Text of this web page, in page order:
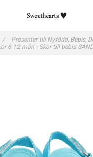
/ Presenter till Nyfödd, Bebis,
6-12 mån - Skor till bebis